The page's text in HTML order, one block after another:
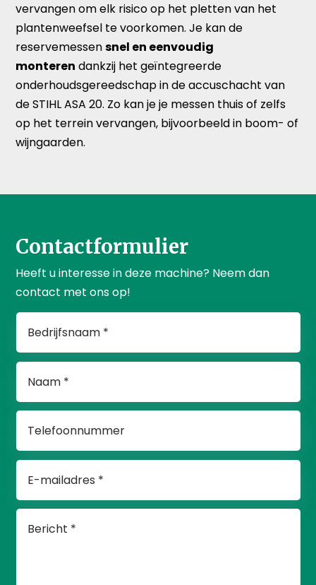
vervangen om elk risico op het pletten van het
plantenweefsel te voorkomen. Je kan de
reservemessensnel en eenvoudig
monteren dankzij het geïntegreerde
onderhoudsgereedschap in de accuschacht van
de STIHL ASA 20. Zo kan je je messen thuis of zelfs
op het terrein vervangen, bijvoorbeeld in boom- of
wijngaarden.
Contactformulier
Heeft u interesse in deze machine? Neem dan
contact met ons op!